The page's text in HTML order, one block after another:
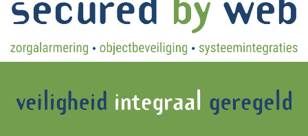
Contact
Zorgalarmering
Systeemintegraties